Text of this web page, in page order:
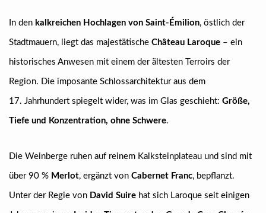
In den kalkreichen Hochlagen von Saint-Émilion, östlich der
Stadtmauern, liegt das majestätische Château Laroque – ein
historisches Anwesen mit einem der ältesten Terroirs der
Region. Die imposante Schlossarchitektur aus dem
17. Jahrhundert spiegelt wider, was im Glas geschieht: Größe,
Tiefe und Konzentration, ohne Schwere.
Die Weinberge ruhen auf reinem Kalksteinplateau und sind mit
über 90 % Merlot, ergänzt von Cabernet Franc, bepflanzt.
Unter der Regie von David Suire hat sich Laroque seit einigen